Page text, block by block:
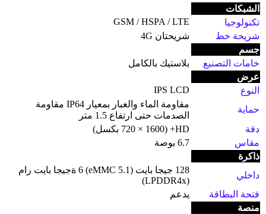
الشبكات
تكنولوجيا
GSM / HSPA / LTE
شريحة خط
شريحتان 4G
جسم
خامات التصنيع
بلاستيك بالكامل
عرض
النوع
IPS LCD
حماية
مقاومة الماء والغبار بمعيار IP64 مقاومة
الصدمات حتى ارتفاع 1.5 متر
دقة
HD+ (720 × 1600 بكسل)
مقاس
6.7 بوصة
ذاكرة
داخلي
128 جيجا بايت (eMMC 5.1) 6 ةجيجا بايت رام
(LPDDR4x)
فتحة البطاقة
يدعم
منصة